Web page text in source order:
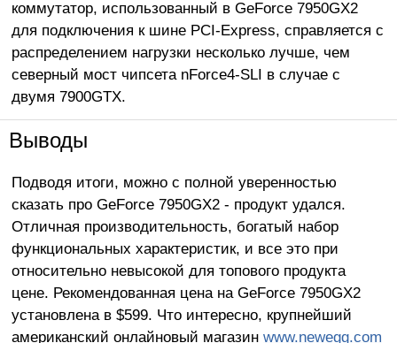
коммутатор, использованный в GeForce 7950GX2
для подключения к шине PCI-Express, справляется с
распределением нагрузки несколько лучше, чем
северный мост чипсета nForce4-SLI в случае с
двумя 7900GTX.
Выводы
Подводя итоги, можно с полной уверенностью
сказать про GeForce 7950GX2 - продукт удался.
Отличная производительность, богатый набор
функциональных характеристик, и все это при
относительно невысокой для топового продукта
цене. Рекомендованная цена на GeForce 7950GX2
установлена в $599. Что интересно, крупнейший
американский онлайновый магазин www.newegg.com